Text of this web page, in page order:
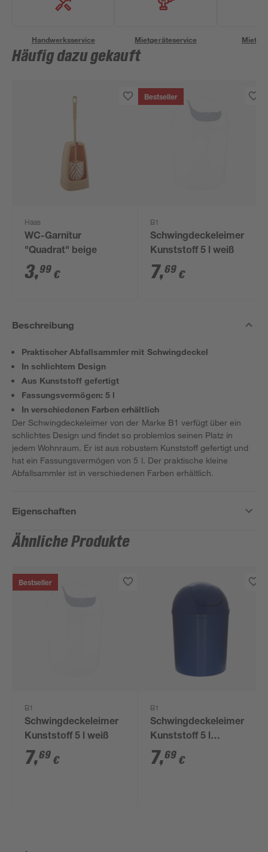
Handwerksservice Mietgeräteservice
Häufig dazu gekauft
Haas
WC-Garnitur
"Quadrat" beige
3,99 €
Bestseller
B1
Schwingdeckeleimer
Kunststoff 5 l weiß
7,69 €
Beschreibung
Praktischer Abfallsammler mit Schwingdeckel
In schlichtem Design
Aus Kunststoff gefertigt
Fassungsvermögen: 5 l
In verschiedenen Farben erhältlich
Der Schwingdeckeleimer von der Marke B1 verfügt über ein
schlichtes Design und findet so problemlos seinen Platz in
jedem Wohnraum. Er ist aus robustem Kunststoff gefertigt und
hat ein Fassungsvermögen von 5 l. Der praktische kleine
Abfallsammler ist in verschiedenen Farben erhältlich.
Eigenschaften
Ähnliche Produkte
Bestseller
B1
Schwingdeckeleimer
Kunststoff 5 l weiß
7,69 €
B1
Schwingdeckeleimer
Kunststoff 5 l
dunkelblau
7,69 €